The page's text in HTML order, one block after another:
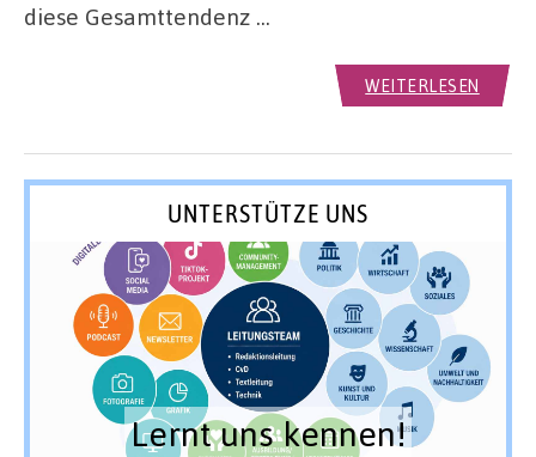
diese Gesamttendenz …
WEITERLESEN
UNTERSTÜTZE UNS
Lernt uns kennen!